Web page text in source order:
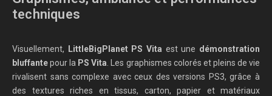
techniques
Visuellement, LittleBigPlanet PS Vita est une démonstration
bluffantepour la PS Vita . Les graphismes colorés et pleins de vie
rivalisent sans complexe avec ceux des versions PS3, grâce à
des textures riches en tissus, carton, papier et matériaux